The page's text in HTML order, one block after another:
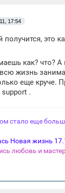
17:54
получится, это
как? что? А
жизнь
еще круче.
.
стало еще
Новая жизнь
любовь и